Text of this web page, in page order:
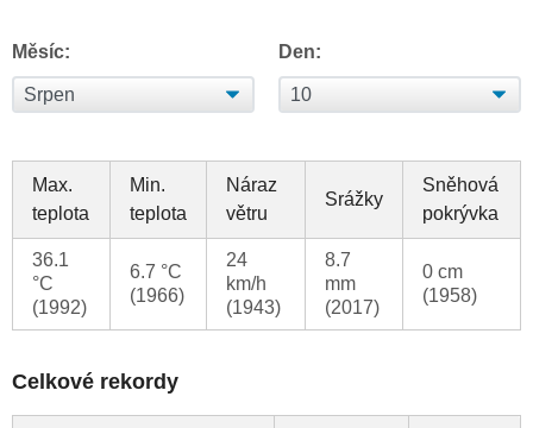
Měsíc: Den:
Max.
teplota
Min.
teplota
Náraz
větru
Srážky
Sněhová
pokrývka
36.1
°C
(1992)
6.7 °C
(1966)
24
km/h
(1943)
8.7
mm
(2017)
0 cm
(1958)
Celkové rekordy